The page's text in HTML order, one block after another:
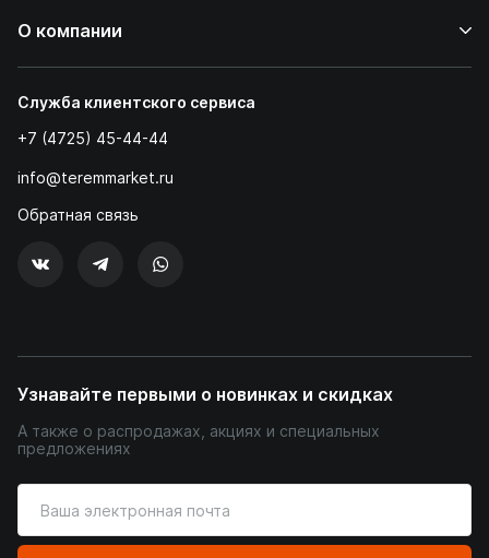
О компании
Служба клиентского сервиса
+7 (4725) 45-44-44
info@teremmarket.ru
Обратная связь
Узнавайте первыми о новинках и скидках
А также о распродажах, акциях и специальных
предложениях
ваш
адрес